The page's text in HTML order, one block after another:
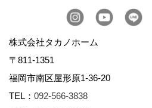
株式会社タカノホーム
〒811-1351
福岡市南区屋形原1-36-20
TEL： 092-566-3838